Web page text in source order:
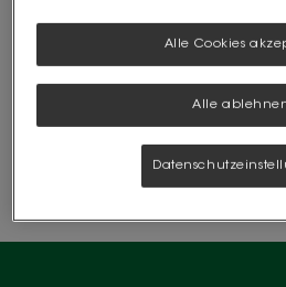
Schade, dass ich
Regina, 65 J.
Alle
Alle Cookies